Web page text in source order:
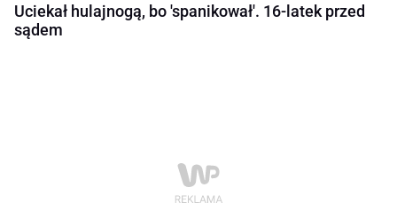
Uciekał hulajnogą, bo 'spanikował'. 16-latek przed
sądem